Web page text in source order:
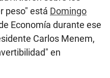
peso" está Domingo
Economía durante ese
Carlos Menem,
en